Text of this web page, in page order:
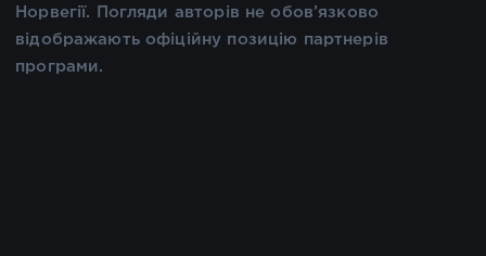
Норвегії. Погляди авторів не обов’язково
відображають офіційну позицію партнерів
програми.